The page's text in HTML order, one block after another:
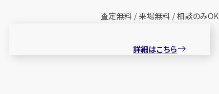
査定無料 / 来場無料 / 相談のみOK
詳細はこちら